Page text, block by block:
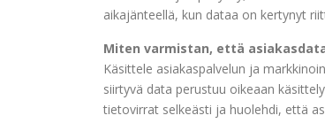
aikajänteellä, kun dataa on kertynyt
Miten varmistan, että
Käsittele asiakaspalvelun ja
siirtyvä data perustuu oikeaan
tietovirrat selkeästi ja huolehdi, että